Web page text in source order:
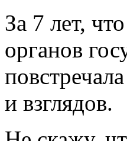
За 7 лет,
органов
и взглядов.